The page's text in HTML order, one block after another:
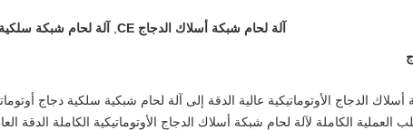
آلة لحام شبكة أسلاك الدجاج CE آلة لحام شبكة سلكية 250KVA
الدجاج الأوتوماتيكية عالية الدقة إلى آلة لحام شبكية سلكية دجاج
العملية الكاملة لآلة لحام شبكة أسلاك الدجاج الأوتوماتيكية الكاملة